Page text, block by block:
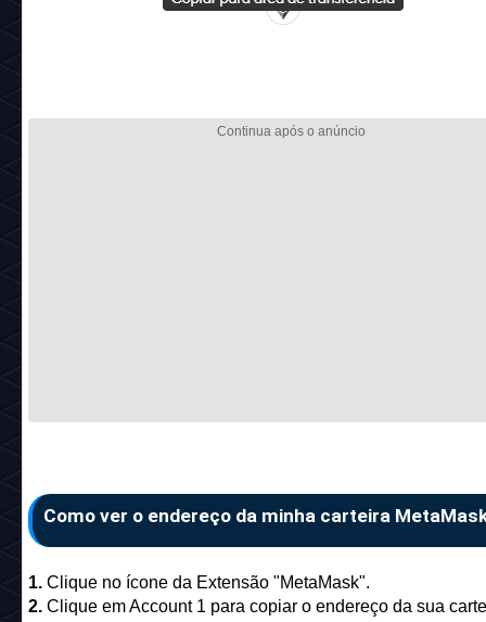
Como ver o endereço da minha carteira
1.Clique no ícone da Extensão "MetaMask".
2.Clique em Account 1 para copiar o endereço da sua